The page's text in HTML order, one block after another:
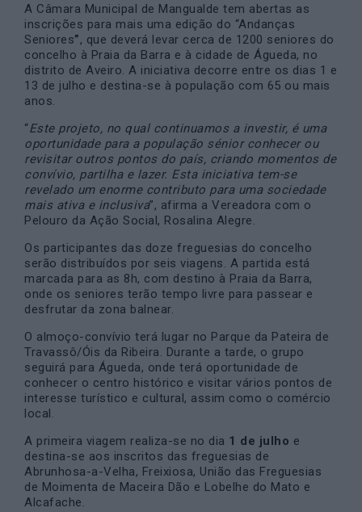
A Câmara Municipal de Mangualde tem abertas as
inscrições para mais uma edição do “Andanças
Seniores”, que deverá levar cerca de 1200 seniores do
concelho à Praia da Barra e à cidade de Águeda, no
distrito de Aveiro. A iniciativa decorre entre os dias 1 e
13 de julho e destina-se à população com 65 ou mais
anos.
“Este projeto, no qual continuamos a investir, é uma
oportunidade para a população sénior conhecer ou
revisitar outros pontos do país, criando momentos de
convívio, partilha e lazer. Esta iniciativa tem-se
revelado um enorme contributo para uma sociedade
mais ativa e inclusiva”, afirma a Vereadora com o
Pelouro da Ação Social, Rosalina Alegre.
Os participantes das doze freguesias do concelho
serão distribuídos por seis viagens. A partida está
marcada para as 8h, com destino à Praia da Barra,
onde os seniores terão tempo livre para passear e
desfrutar da zona balnear.
O almoço-convívio terá lugar no Parque da Pateira de
Travassô/Óis da Ribeira. Durante a tarde, o grupo
seguirá para Águeda, onde terá oportunidade de
conhecer o centro histórico e visitar vários pontos de
interesse turístico e cultural, assim como o comércio
local.
A primeira viagem realiza-se no dia 1 de julho e
destina-se aos inscritos das freguesias de
Abrunhosa-a-Velha, Freixiosa, União das Freguesias
de Moimenta de Maceira Dão e Lobelhe do Mato e
Alcafache.